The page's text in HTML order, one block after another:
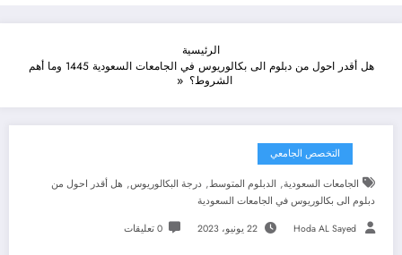
الرئيسية
هل أقدر احول من دبلوم الى بكالوريوس في الجامعات السعودية 1445 وما أهم
الشروط؟
التخصص الجامعي
الجامعات السعودية, الدبلوم المتوسط, درجة البكالوريوس, هل أقدر احول من
دبلوم الى بكالوريوس في الجامعات السعودية
Hoda AL Sayed 22 يونيو، 2023 0 تعليقات